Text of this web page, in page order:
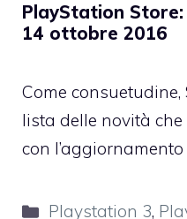
PlayStation
14 ottobre 2016
Come
lista delle novità
con l’aggiornamento
Categorie
Playstation 3,